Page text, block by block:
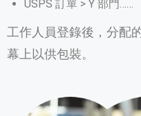
USPS 訂單 > Y 部門……
工作人員登錄後，分配
幕上以供包裝。